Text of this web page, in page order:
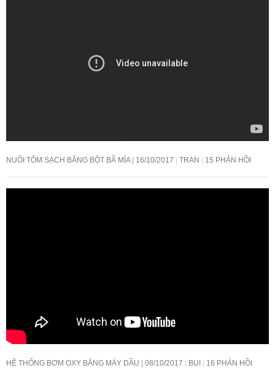
NUÔI TÔM SẠCH BẰNG BỘT BÃ MÍA 16/10/2017 TRAN 15 PHẢN HỒI
HỆ THỐNG BƠM OXY BẰNG MÁY DẦU 08/10/2017 BUI 16 PHẢN HỒI